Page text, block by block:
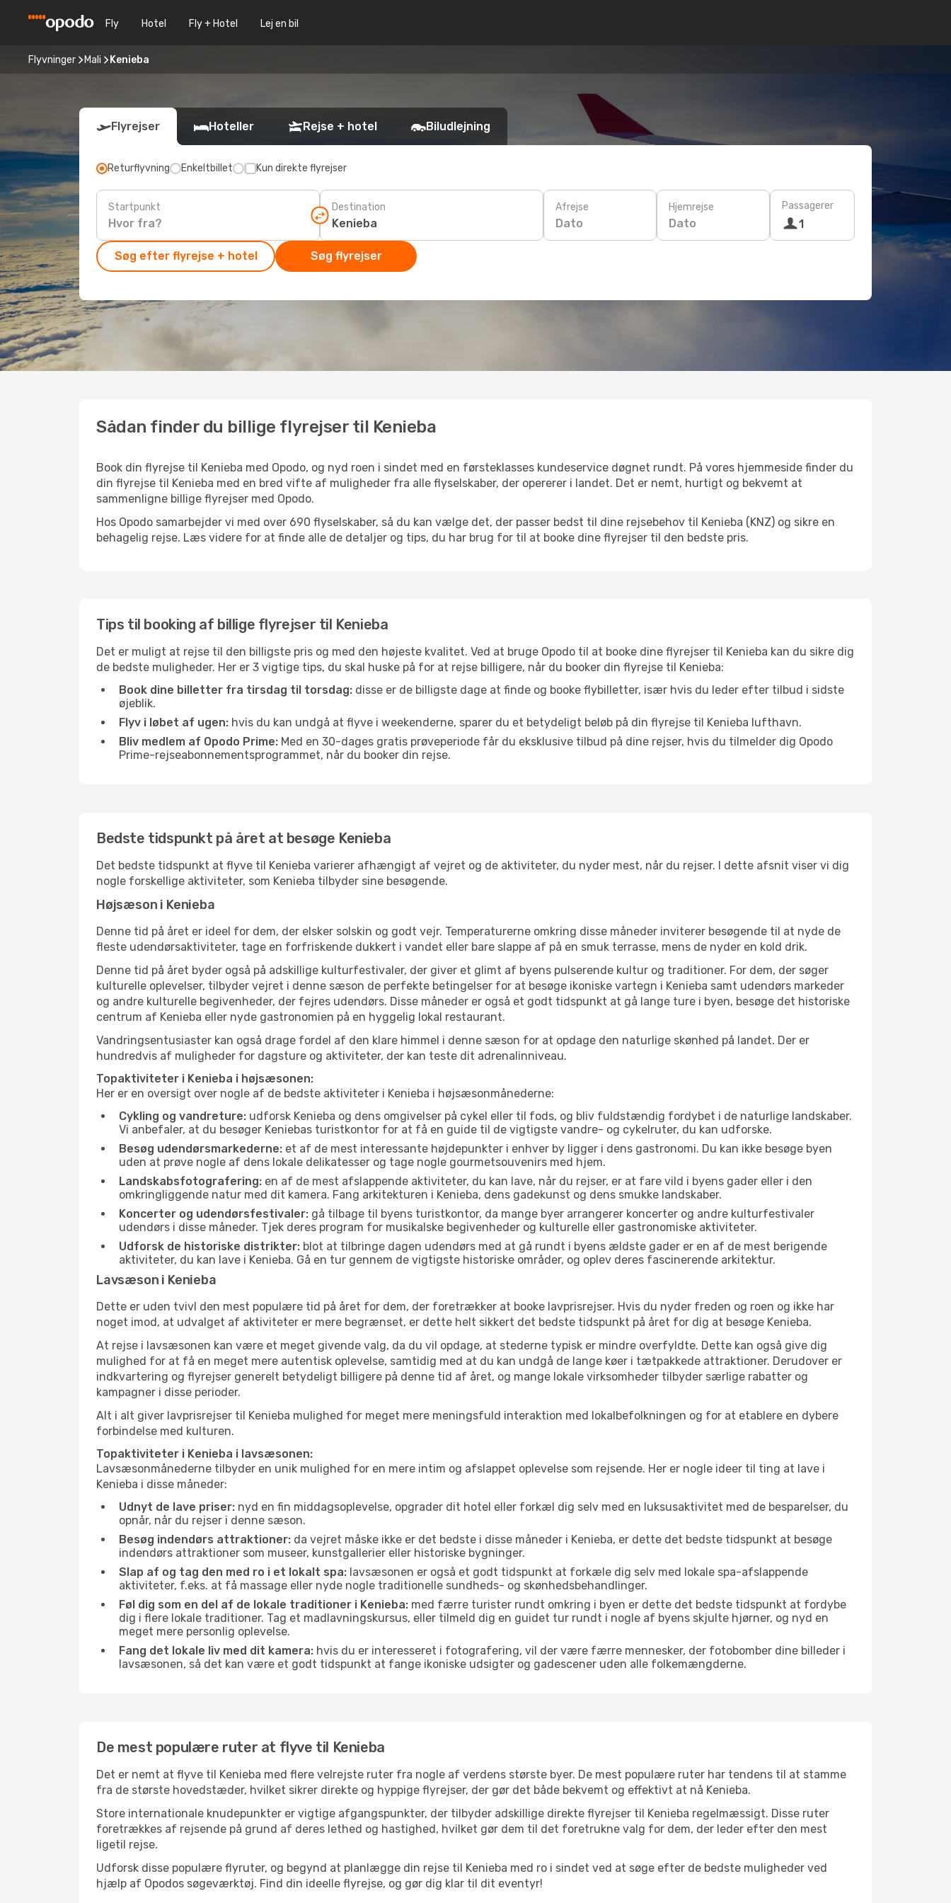
Fly Hotel Fly + Hotel Lej en bil
Flyvninger Mali Kenieba
Flyrejser Hoteller Rejse + hotel Biludlejning
Returflyvning Enkeltbillet Kun direkte flyrejser
Startpunkt Destination Afrejse
Dato
Hjemrejse
Dato
Passagerer
1
Søg efter flyrejse + hotel Søg flyrejser
Sådan finder du billige flyrejser til Kenieba
Book din flyrejse til Kenieba med Opodo, og nyd roen i sindet med en førsteklasses kundeservice døgnet rundt. På vores hjemmeside finder du
din flyrejse til Kenieba med en bred vifte af muligheder fra alle flyselskaber, der opererer i landet. Det er nemt, hurtigt og bekvemt at
sammenligne billige flyrejser med Opodo.
Hos Opodo samarbejder vi med over 690 flyselskaber, så du kan vælge det, der passer bedst til dine rejsebehov til Kenieba (KNZ) og sikre en
behagelig rejse. Læs videre for at finde alle de detaljer og tips, du har brug for til at booke dine flyrejser til den bedste pris.
Tips til booking af billige flyrejser til Kenieba
Det er muligt at rejse til den billigste pris og med den højeste kvalitet. Ved at bruge Opodo til at booke dine flyrejser til Kenieba kan du sikre dig
de bedste muligheder. Her er 3 vigtige tips, du skal huske på for at rejse billigere, når du booker din flyrejse til Kenieba:
Book dine billetter fra tirsdag til torsdag: disse er de billigste dage at finde og booke flybilletter, især hvis du leder efter tilbud i sidste
øjeblik.
Flyv i løbet af ugen: hvis du kan undgå at flyve i weekenderne, sparer du et betydeligt beløb på din flyrejse til Kenieba lufthavn.
Bliv medlem af Opodo Prime: Med en 30-dages gratis prøveperiode får du eksklusive tilbud på dine rejser, hvis du tilmelder dig Opodo
Prime-rejseabonnementsprogrammet, når du booker din rejse.
Bedste tidspunkt på året at besøge Kenieba
Det bedste tidspunkt at flyve til Kenieba varierer afhængigt af vejret og de aktiviteter, du nyder mest, når du rejser. I dette afsnit viser vi dig
nogle forskellige aktiviteter, som Kenieba tilbyder sine besøgende.
Højsæson i Kenieba
Denne tid på året er ideel for dem, der elsker solskin og godt vejr. Temperaturerne omkring disse måneder inviterer besøgende til at nyde de
fleste udendørsaktiviteter, tage en forfriskende dukkert i vandet eller bare slappe af på en smuk terrasse, mens de nyder en kold drik.
Denne tid på året byder også på adskillige kulturfestivaler, der giver et glimt af byens pulserende kultur og traditioner. For dem, der søger
kulturelle oplevelser, tilbyder vejret i denne sæson de perfekte betingelser for at besøge ikoniske vartegn i Kenieba samt udendørs markeder
og andre kulturelle begivenheder, der fejres udendørs. Disse måneder er også et godt tidspunkt at gå lange ture i byen, besøge det historiske
centrum af Kenieba eller nyde gastronomien på en hyggelig lokal restaurant.
Vandringsentusiaster kan også drage fordel af den klare himmel i denne sæson for at opdage den naturlige skønhed på landet. Der er
hundredvis af muligheder for dagsture og aktiviteter, der kan teste dit adrenalinniveau.
Topaktiviteter i Kenieba i højsæsonen:
Her er en oversigt over nogle af de bedste aktiviteter i Kenieba i højsæsonmånederne:
Cykling og vandreture: udforsk Kenieba og dens omgivelser på cykel eller til fods, og bliv fuldstændig fordybet i de naturlige landskaber.
Vi anbefaler, at du besøger Keniebas turistkontor for at få en guide til de vigtigste vandre- og cykelruter, du kan udforske.
Besøg udendørsmarkederne: et af de mest interessante højdepunkter i enhver by ligger i dens gastronomi. Du kan ikke besøge byen
uden at prøve nogle af dens lokale delikatesser og tage nogle gourmetsouvenirs med hjem.
Landskabsfotografering: en af de mest afslappende aktiviteter, du kan lave, når du rejser, er at fare vild i byens gader eller i den
omkringliggende natur med dit kamera. Fang arkitekturen i Kenieba, dens gadekunst og dens smukke landskaber.
Koncerter og udendørsfestivaler: gå tilbage til byens turistkontor, da mange byer arrangerer koncerter og andre kulturfestivaler
udendørs i disse måneder. Tjek deres program for musikalske begivenheder og kulturelle eller gastronomiske aktiviteter.
Udforsk de historiske distrikter: blot at tilbringe dagen udendørs med at gå rundt i byens ældste gader er en af de mest berigende
aktiviteter, du kan lave i Kenieba. Gå en tur gennem de vigtigste historiske områder, og oplev deres fascinerende arkitektur.
Lavsæson i Kenieba
Dette er uden tvivl den mest populære tid på året for dem, der foretrækker at booke lavprisrejser. Hvis du nyder freden og roen og ikke har
noget imod, at udvalget af aktiviteter er mere begrænset, er dette helt sikkert det bedste tidspunkt på året for dig at besøge Kenieba.
At rejse i lavsæsonen kan være et meget givende valg, da du vil opdage, at stederne typisk er mindre overfyldte. Dette kan også give dig
mulighed for at få en meget mere autentisk oplevelse, samtidig med at du kan undgå de lange køer i tætpakkede attraktioner. Derudover er
indkvartering og flyrejser generelt betydeligt billigere på denne tid af året, og mange lokale virksomheder tilbyder særlige rabatter og
kampagner i disse perioder.
Alt i alt giver lavprisrejser til Kenieba mulighed for meget mere meningsfuld interaktion med lokalbefolkningen og for at etablere en dybere
forbindelse med kulturen.
Topaktiviteter i Kenieba i lavsæsonen:
Lavsæsonmånederne tilbyder en unik mulighed for en mere intim og afslappet oplevelse som rejsende. Her er nogle ideer til ting at lave i
Kenieba i disse måneder:
Udnyt de lave priser: nyd en fin middagsoplevelse, opgrader dit hotel eller forkæl dig selv med en luksusaktivitet med de besparelser, du
opnår, når du rejser i denne sæson.
Besøg indendørs attraktioner: da vejret måske ikke er det bedste i disse måneder i Kenieba, er dette det bedste tidspunkt at besøge
indendørs attraktioner som museer, kunstgallerier eller historiske bygninger.
Slap af og tag den med ro i et lokalt spa: lavsæsonen er også et godt tidspunkt at forkæle dig selv med lokale spa-afslappende
aktiviteter, f.eks. at få massage eller nyde nogle traditionelle sundheds- og skønhedsbehandlinger.
Føl dig som en del af de lokale traditioner i Kenieba: med færre turister rundt omkring i byen er dette det bedste tidspunkt at fordybe
dig i flere lokale traditioner. Tag et madlavningskursus, eller tilmeld dig en guidet tur rundt i nogle af byens skjulte hjørner, og nyd en
meget mere personlig oplevelse.
Fang det lokale liv med dit kamera: hvis du er interesseret i fotografering, vil der være færre mennesker, der fotobomber dine billeder i
lavsæsonen, så det kan være et godt tidspunkt at fange ikoniske udsigter og gadescener uden alle folkemængderne.
De mest populære ruter at flyve til Kenieba
Det er nemt at flyve til Kenieba med flere velrejste ruter fra nogle af verdens største byer. De mest populære ruter har tendens til at stamme
fra de største hovedstæder, hvilket sikrer direkte og hyppige flyrejser, der gør det både bekvemt og effektivt at nå Kenieba.
Store internationale knudepunkter er vigtige afgangspunkter, der tilbyder adskillige direkte flyrejser til Kenieba regelmæssigt. Disse ruter
foretrækkes af rejsende på grund af deres lethed og hastighed, hvilket gør dem til det foretrukne valg for dem, der leder efter den mest
ligetil rejse.
Udforsk disse populære flyruter, og begynd at planlægge din rejse til Kenieba med ro i sindet ved at søge efter de bedste muligheder ved
hjælp af Opodos søgeværktøj. Find din ideelle flyrejse, og gør dig klar til dit eventyr!